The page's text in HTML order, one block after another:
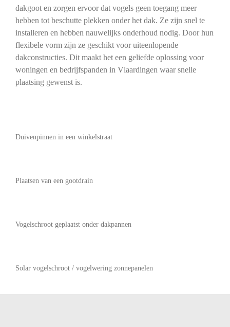
dakgoot en zorgen ervoor dat vogels geen toegang meer
hebben tot beschutte plekken onder het dak. Ze zijn snel te
installeren en hebben nauwelijks onderhoud nodig. Door hun
flexibele vorm zijn ze geschikt voor uiteenlopende
dakconstructies. Dit maakt het een geliefde oplossing voor
woningen en bedrijfspanden in Vlaardingen waar snelle
plaatsing gewenst is.
Duivenpinnen in een winkelstraat
Plaatsen van een gootdrain
Vogelschroot geplaatst onder dakpannen
Solar vogelschroot / vogelwering zonnepanelen